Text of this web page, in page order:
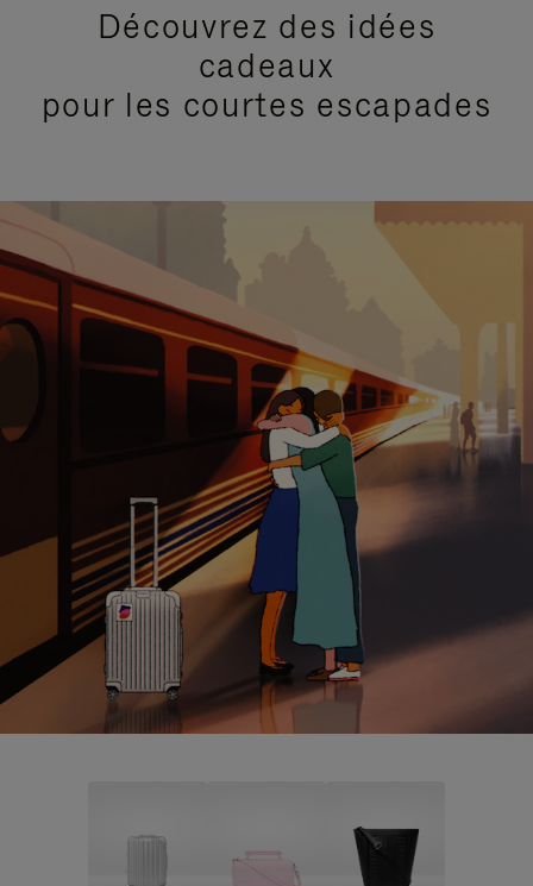
Découvrez des idées
cadeaux
pour les courtes escapades